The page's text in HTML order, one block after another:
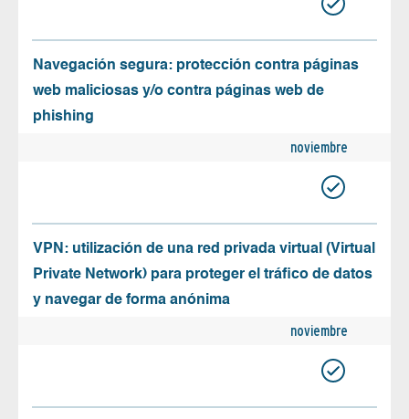
Navegación segura: protección contra páginas
web maliciosas y/o contra páginas web de
phishing
noviembre
VPN: utilización de una red privada virtual (Virtual
Private Network) para proteger el tráfico de datos
y navegar de forma anónima
noviembre